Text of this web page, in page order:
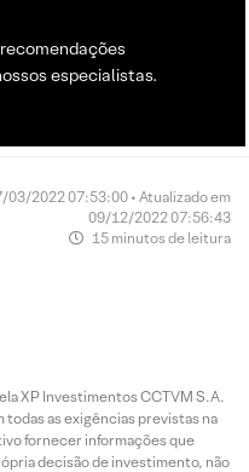
especialistas.
03/2022 07:53:00 • Atualizado em
09/12/2022 07:56:43
15 minutos de leitura
XP Investimentos CCTVM S.A.
todas as exigências previstas na
fornecer informações que
decisão de investimento, não